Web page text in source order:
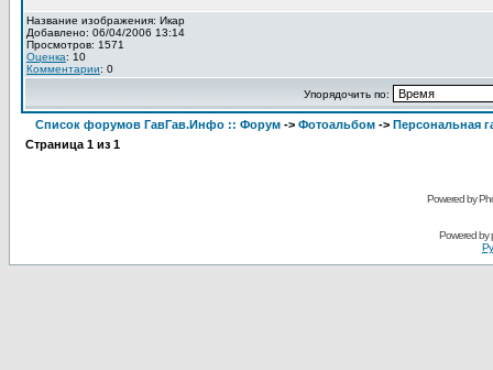
Название изображения: Икар
Добавлено: 06/04/2006 13:14
Просмотров: 1571
Оценка: 10
Комментарии: 0
Упорядочить по:
Список форумов ГавГав.Инфо :: Форум -> Фотоальбом -> Персональная
Страница 1 из 1
Powered by
Powered by